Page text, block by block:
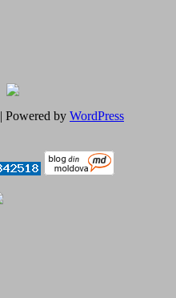
| Powered by WordPress